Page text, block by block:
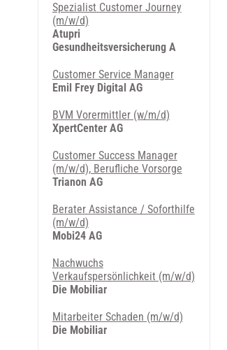
Spezialist Customer Journey
(m/w/d)
Atupri
Gesundheitsversicherung A
Customer Service Manager
Emil Frey Digital AG
BVM Vorermittler (w/m/d)
XpertCenter AG
Customer Success Manager
(m/w/d), Berufliche Vorsorge
Trianon AG
Berater Assistance / Soforthilfe
(m/w/d)
Mobi24 AG
Nachwuchs
Verkaufspersönlichkeit (m/w/d)
Die Mobiliar
Mitarbeiter Schaden (m/w/d)
Die Mobiliar